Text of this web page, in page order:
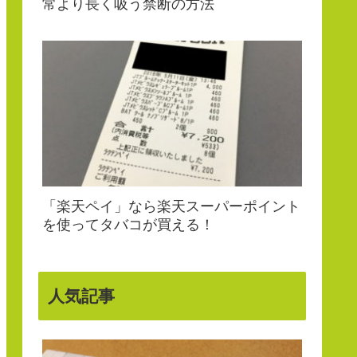
常より長く吸う禁断の方法
「楽天ペイ」なら楽天スーパーポイント
を使ってタバコが買える！
人気記事